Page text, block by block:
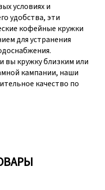
условиях и
удобства, эти
кофейные кружки
для устранения
вы кружку близким или
кампании, наши
качество по